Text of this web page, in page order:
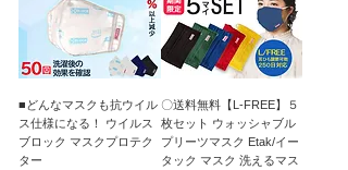
■どんなマスクも抗ウイル
ス仕様になる！ ウイルス
ブロック マスクプロテク
ター
〇送料無料【L-FREE】５
枚セット ウォッシャブル
プリーツマスク Etak/イー
タック マスク 洗えるマス